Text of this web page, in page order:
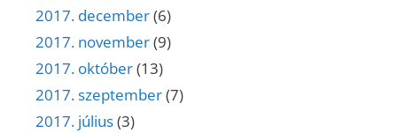
2017. december(6)
2017. november(9)
2017. október(13)
2017. szeptember(7)
2017. július(3)